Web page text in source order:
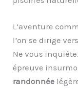
L’aventure
l’on se dirige
Ne vous
épreuve
randonnée